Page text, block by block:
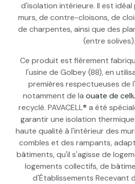
d'isolation intérieure. Il est
murs, de contre-cloisons, de
de charpentes, ainsi que des
(entre solives).
Ce produit est fièrement
l'usine de Golbey (88), en
premières respectueuses de
notamment de la ouate de
recyclé. PAVACELL® a été
garantir une isolation
haute qualité à l'intérieur des
combles et des rampants,
bâtiments, qu'il s'agisse de
logements collectifs, de
d'Établissements Recevant